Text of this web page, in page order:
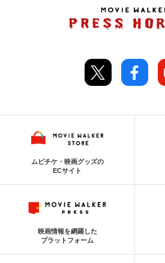
ムビチケ・映画グッズの
ECサイト
映画情報を網羅した
プラットフォーム